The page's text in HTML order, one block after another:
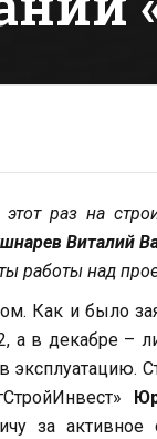
раз на
Виталий
работы над
Как и было
а в декабре –
за активное